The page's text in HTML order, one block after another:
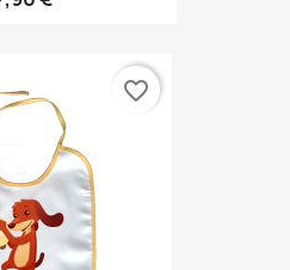
favorite_border